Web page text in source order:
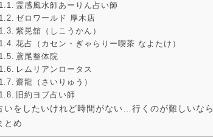
霊感風水師あーりん占い師
ゼロワールド 厚木店
紫晃舘（しこうかん）
花占（カセン・ぎゃらりー喫茶 なよたけ）
鳶尾整体院
レムリアンロータス
齋龍（さいりゅう）
旧約ヨブ占い師
いをしたいけれど時間がない…行くのが難しいなら
とめ